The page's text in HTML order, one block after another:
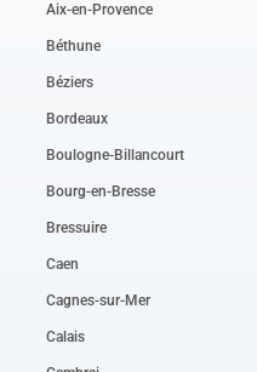
Aix-en-Provence
Béthune
Béziers
Bordeaux
Boulogne-Billancourt
Bourg-en-Bresse
Bressuire
Caen
Cagnes-sur-Mer
Calais